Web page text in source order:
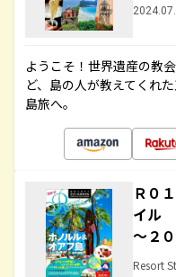
ようこそ！世界遺産の教
ど、島の人が教えてくれ
島旅へ。
Ｒ０
イル
～２
Resort